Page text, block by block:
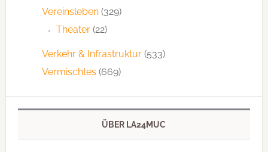
Vereinsleben(329)
Theater(22)
Verkehr & Infrastruktur(533)
Vermischtes (669)
ÜBER LA24MUC